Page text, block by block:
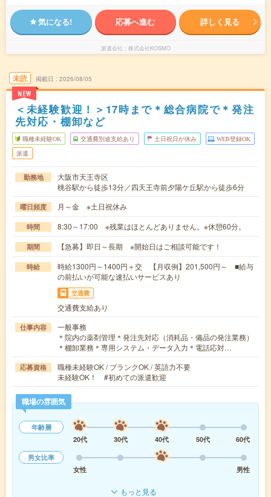
気になる! 応募へ進む 詳しく見る
派遣会社 株式会社KOSMO
未読
NEW
掲載日 2026/08/05
＜未経験歓迎！＞17時まで＊総合病院で＊発注
先対応・棚卸など
職種未経験OK 交通費別途支給あり 土日祝日が休み WEB登録OK
派遣
勤務地
大阪市天王寺区
桃谷駅から徒歩13分／四天王寺前夕陽ケ丘駅から徒歩6分
曜日頻度 月～金 ※土日祝休み
時間 8:30～17:00 ※残業はほとんどありません。※休憩60分。
期間 【急募】即日～長期 ※開始日はご相談可能です！
時給
時給1300円～1400円＋交 【月収例】201,500円～ ■給与
の前払いが可能な速払いサービスあり
交通費
交通費支給あり
仕事内容
一般事務
＊院内の薬剤管理＊発注先対応（消耗品・備品の発注業務）
＊棚卸業務＊専用システム・データ入力＊電話応対…
応募資格
職種未経験OK / ブランクOK / 英語力不要
未経験OK！ #初めての派遣歓迎
職場の雰囲気
年齢層
20代
30代 40代 50代
60代
男女比率
女性
男性
もっと見る